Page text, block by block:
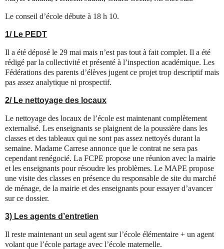
Le conseil d’école débute à 18 h 10.
1/ Le PEDT
Il a été déposé le 29 mai mais n’est pas tout à fait complet. Il a été
rédigé par la collectivité et présenté à l’inspection académique. Les
Fédérations des parents d’élèves jugent ce projet trop descriptif mais
pas assez analytique ni prospectif.
2/ Le nettoyage des locaux
Le nettoyage des locaux de l’école est maintenant complètement
externalisé. Les enseignants se plaignent de la poussière dans les
classes et des tableaux qui ne sont pas assez nettoyés durant la
semaine. Madame Carrese annonce que le contrat ne sera pas
cependant renégocié. La FCPE propose une réunion avec la mairie
et les enseignants pour résoudre les problèmes. Le MAPE propose
une visite des classes en présence du responsable de site du marché
de ménage, de la mairie et des enseignants pour essayer d’avancer
sur ce dossier.
3) Les agents d’entretien
Il reste maintenant un seul agent sur l’école élémentaire + un agent
volant que l’école partage avec l’école maternelle.